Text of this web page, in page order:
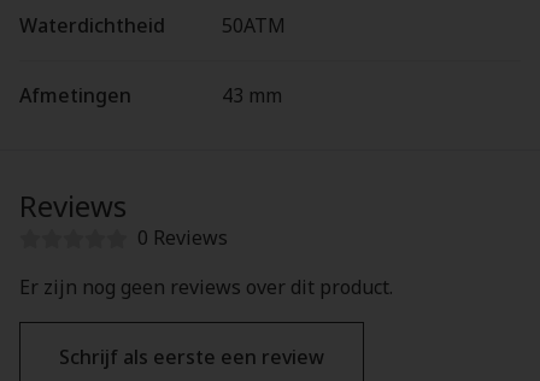
Waterdichtheid 50ATM
Afmetingen 43 mm
Reviews
0 Reviews
Er zijn nog geen reviews over dit product.
Schrijf als eerste een review